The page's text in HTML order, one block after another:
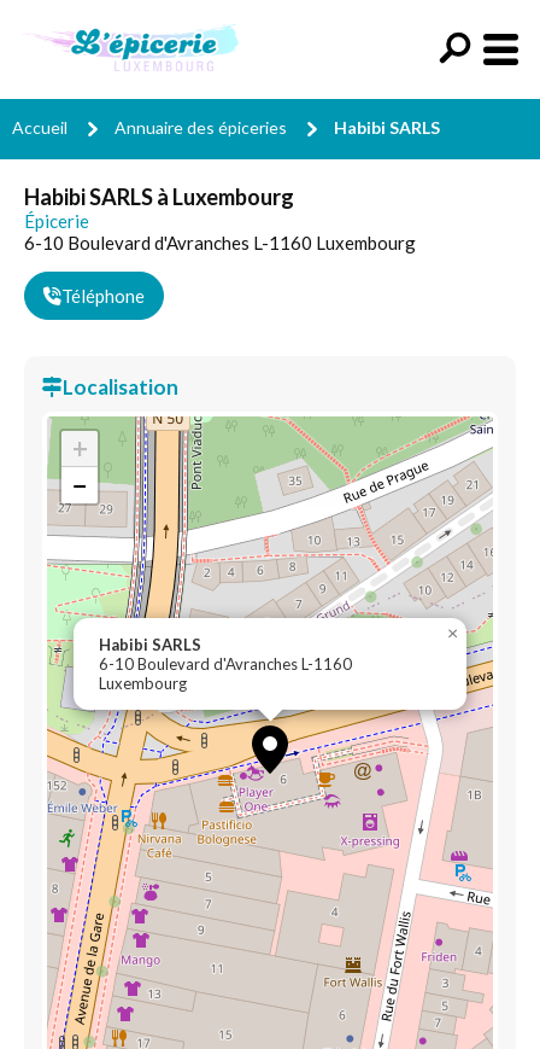
Accueil Annuaire des épiceries Habibi SARLS
Habibi SARLS à Luxembourg
Épicerie
6-10 Boulevard d'Avranches L-1160 Luxembourg
Téléphone
Localisation
Habibi SARLS
6-10 Boulevard d'Avranches L-1160
Luxembourg
×
+
−